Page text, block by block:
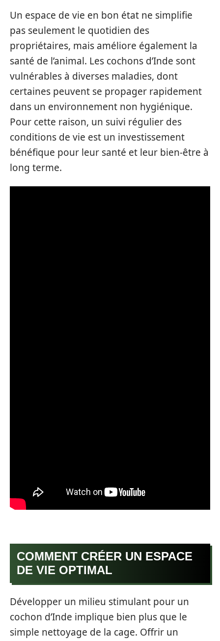
Un espace de vie en bon état ne simplifie
pas seulement le quotidien des
propriétaires, mais améliore également la
santé de l’animal. Les cochons d’Inde sont
vulnérables à diverses maladies, dont
certaines peuvent se propager rapidement
dans un environnement non hygiénique.
Pour cette raison, un suivi régulier des
conditions de vie est un investissement
bénéfique pour leur santé et leur bien-être à
long terme.
COMMENT CRÉER UN ESPACE
DE VIE OPTIMAL
Développer un milieu stimulant pour un
cochon d’Inde implique bien plus que le
simple nettoyage de la cage. Offrir un